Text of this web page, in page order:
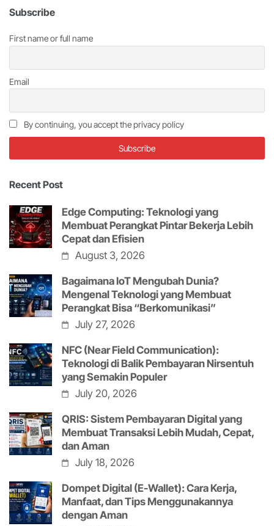
Subscribe
First name or full name
Email
By continuing, you accept the privacy policy
Recent Post
Edge Computing: Teknologi yang
Membuat Perangkat Pintar Bekerja Lebih
Cepat dan Efisien
August 3, 2026
Bagaimana IoT Mengubah Dunia?
Mengenal Teknologi yang Membuat
Perangkat Bisa “Berkomunikasi”
July 27, 2026
NFC (Near Field Communication):
Teknologi di Balik Pembayaran Nirsentuh
yang Semakin Populer
July 20, 2026
QRIS: Sistem Pembayaran Digital yang
Membuat Transaksi Lebih Mudah, Cepat,
dan Aman
July 18, 2026
Dompet Digital (E-Wallet): Cara Kerja,
Manfaat, dan Tips Menggunakannya
dengan Aman